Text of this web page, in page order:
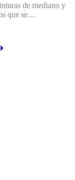
de mediano y
que se…